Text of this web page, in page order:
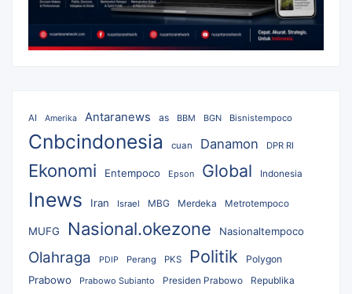
AI Amerika Antaranews as BBM BGN Bisnistempoco
Cnbcindonesia cuan Danamon DPR RI
Ekonomi Entempoco Epson Global Indonesia
Inews Iran Israel MBG Merdeka Metrotempoco
MUFG Nasional.okezone Nasionaltempoco
Olahraga PDIP Perang PKS Politik Polygon
Prabowo Prabowo Subianto Presiden Prabowo Republika